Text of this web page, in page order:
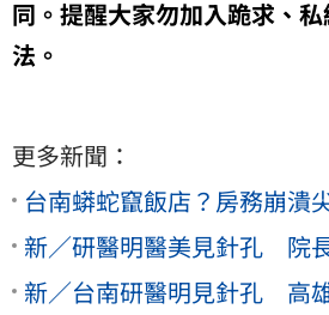
同。提醒大家勿加入跪求、
法。
更多新聞：
台南蟒蛇竄飯店？房務崩
新／研醫明醫美見針孔 院
新／台南研醫明見針孔 高